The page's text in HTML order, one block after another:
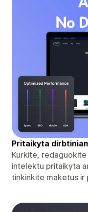
Pritaikyta
Kurkite,
intelektu pritaikyta
tinkinkite maketus ir